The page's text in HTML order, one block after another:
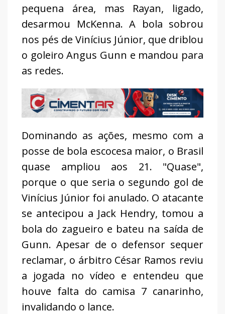
pequena área, mas Rayan, ligado,
desarmou McKenna. A bola sobrou
nos pés de Vinícius Júnior, que driblou
o goleiro Angus Gunn e mandou para
as redes.
Dominando as ações, mesmo com a
posse de bola escocesa maior, o Brasil
quase ampliou aos 21. "Quase",
porque o que seria o segundo gol de
Vinícius Júnior foi anulado. O atacante
se antecipou a Jack Hendry, tomou a
bola do zagueiro e bateu na saída de
Gunn. Apesar de o defensor sequer
reclamar, o árbitro César Ramos reviu
a jogada no vídeo e entendeu que
houve falta do camisa 7 canarinho,
invalidando o lance.